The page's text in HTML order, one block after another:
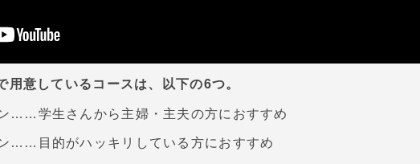
用意しているコースは、以下の6つ。
……学生さんから主婦・主夫の方におすすめ
……目的がハッキリしている方におすすめ